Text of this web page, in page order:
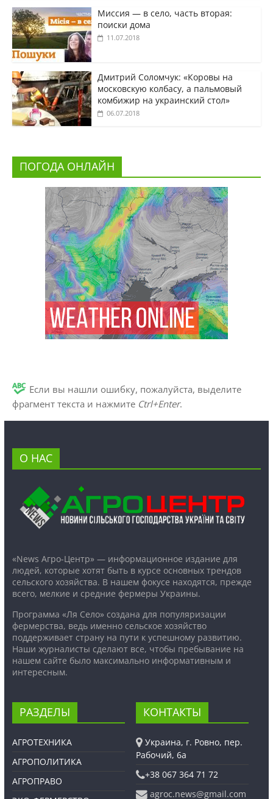
Миссия — в село, часть вторая:
поиски дома
11.07.2018
Дмитрий Соломчук: «Коровы на
московскую колбасу, а пальмовый
комбижир на украинский стол»
06.07.2018
ПОГОДА ОНЛАЙН
Если вы нашли ошибку, пожалуйста, выделите
фрагмент текста и нажмите Ctrl+Enter.
О НАС
«News Агро-Центр» — информационное издание для
людей, которые хотят быть в курсе основных трендов
сельского хозяйства. В нашем фокусе находятся, прежде
всего, мелкие и средние фермеры Украины.
Программа «Ля Село» создана для популяризации
фермерства, ведь именно сельское хозяйство
поддерживает страну на пути к успешному развитию.
Наши журналисты сделают все, чтобы пребывание на
нашем сайте было максимально информативным и
интересным.
РАЗДЕЛЫ
АГРОТЕХНИКА
АГРОПОЛИТИКА
АГРОПРАВО
КОНТАКТЫ
Украина, г. Ровно, пер.
Рабочий, 6а
+38 067 364 71 72
agroc.news@gmail.com